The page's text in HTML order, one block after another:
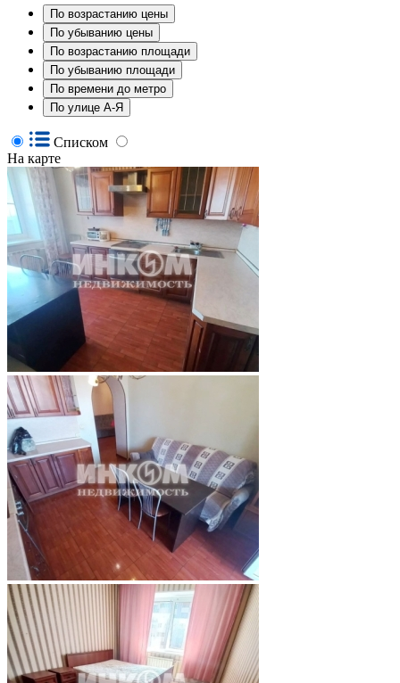
По возрастанию цены
По убыванию цены
По возрастанию площади
По убыванию площади
По времени до метро
По улице А-Я
Списком
На карте